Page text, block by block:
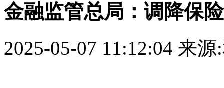
金融监管总局：调降保
2025-05-07 11:12:04 来源